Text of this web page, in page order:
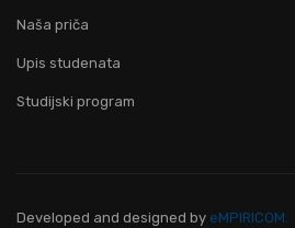
Naša priča
Upis studenata
Studijski program
Developed and designed by eMPIRICOM.